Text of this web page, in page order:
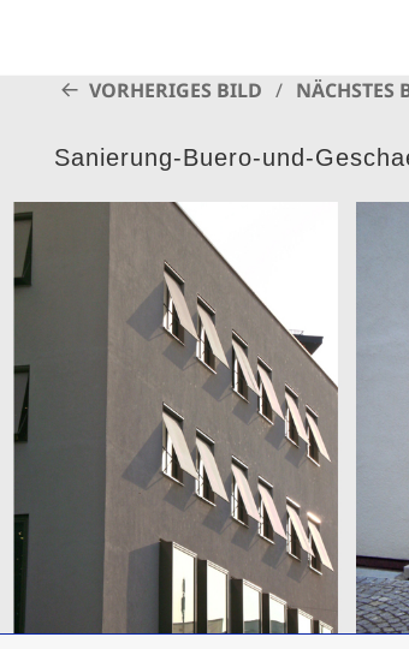
VORHERIGES BILD NÄCHSTES
Sanierung-Buero-und-